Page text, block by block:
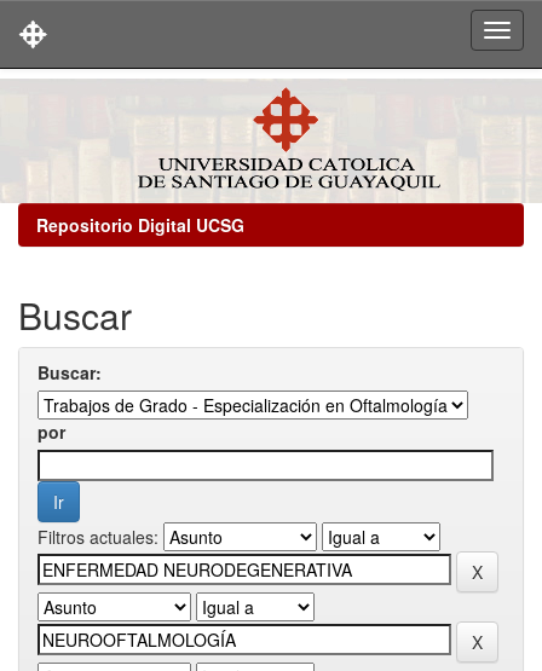
Repositorio Digital UCSG
Buscar
Buscar:
por
Filtros actuales: